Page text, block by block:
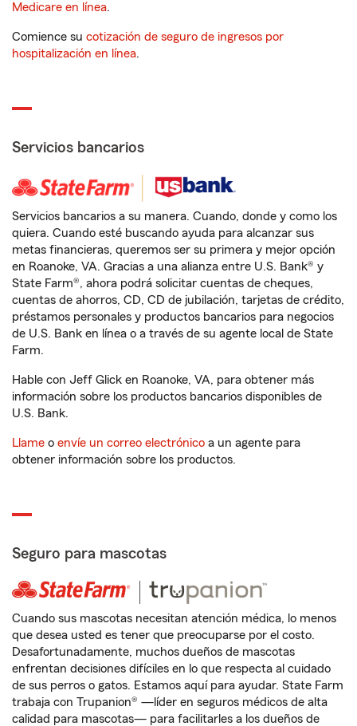
Medicare en línea.
Comience su cotización de seguro de ingresos por
hospitalización en línea.
Servicios bancarios
Servicios bancarios a su manera. Cuando, donde y como los
quiera. Cuando esté buscando ayuda para alcanzar sus
metas financieras, queremos ser su primera y mejor opción
en Roanoke, VA. Gracias a una alianza entre U.S. Bank® y
State Farm®, ahora podrá solicitar cuentas de cheques,
cuentas de ahorros, CD, CD de jubilación, tarjetas de crédito,
préstamos personales y productos bancarios para negocios
de U.S. Bank en línea o a través de su agente local de State
Farm.
Hable con Jeff Glick en Roanoke, VA, para obtener más
información sobre los productos bancarios disponibles de
U.S. Bank.
Llame o envíe un correo electrónico a un agente para
obtener información sobre los productos.
Seguro para mascotas
Cuando sus mascotas necesitan atención médica, lo menos
que desea usted es tener que preocuparse por el costo.
Desafortunadamente, muchos dueños de mascotas
enfrentan decisiones difíciles en lo que respecta al cuidado
de sus perros o gatos. Estamos aquí para ayudar. State Farm
trabaja con Trupanion® —líder en seguros médicos de alta
calidad para mascotas— para facilitarles a los dueños de